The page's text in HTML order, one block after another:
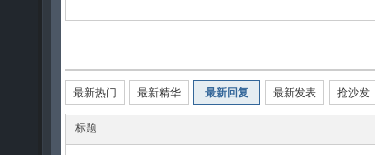
盟
论
坛
最新热门 最新精华 最新回复 最新发表 抢沙发
标题